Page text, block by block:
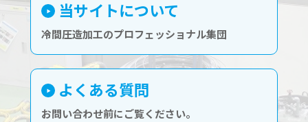
当サイトについて
冷間圧造加工のプロフェッショナル集団
よくある質問
お問い合わせ前にご覧ください。